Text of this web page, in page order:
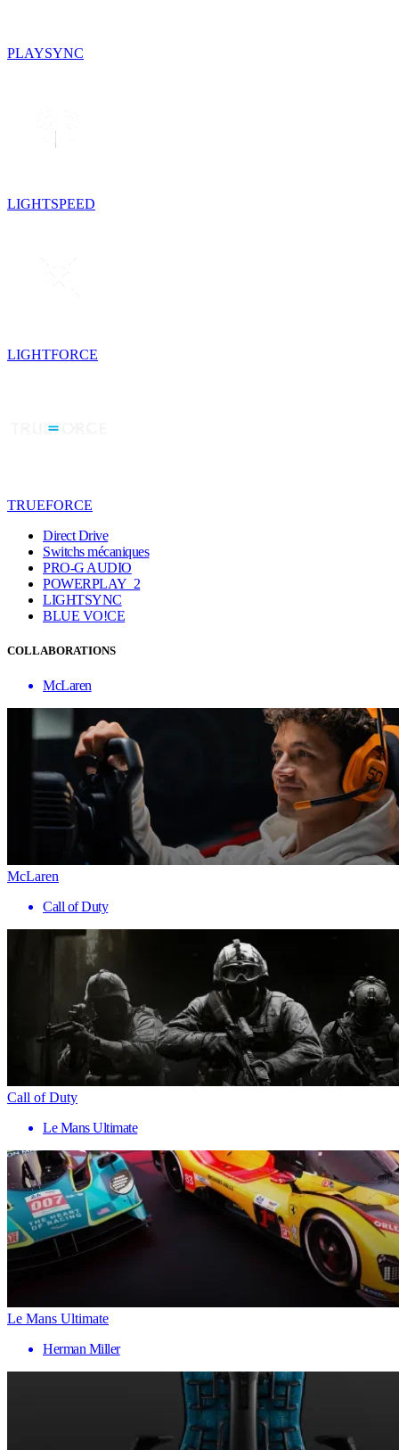
PLAYSYNC
LIGHTSPEED
LIGHTFORCE
TRUEFORCE
Direct Drive
Switchs mécaniques
PRO-G AUDIO
POWERPLAY 2
LIGHTSYNC
BLUE VO!CE
COLLABORATIONS
McLaren
McLaren
Call of Duty
Call of Duty
Le Mans Ultimate
Le Mans Ultimate
Herman Miller